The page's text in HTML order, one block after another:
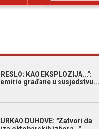
KAO EKSPLOZIJA...":
građane u susjedstvu...
DUHOVE: "Zatvori da